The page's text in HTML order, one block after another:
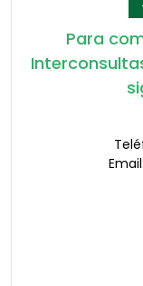
Para
Email: